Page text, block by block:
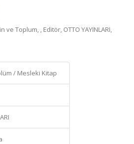
Toplum, , Editör, OTTO YAYINLARI,
/ Mesleki Kitap